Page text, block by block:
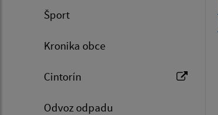
Šport
Kronika obce
Cintorín
Odvoz odpadu